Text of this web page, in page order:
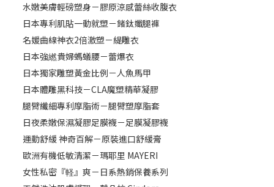
水嫩美膚輕磅塑身－膠原涼感蕾絲收腹衣
日本專利肌貼一動就塑－鍺鈦孅腿褲
名媛曲線神衣2倍激塑－緹雕衣
日本強繎貴婦螞蟻腰－蕾爆衣
日本獨家雕塑黃金比例－人魚馬甲
日本體雕黑科技－CLA魔塑精華凝膠
腿臂纖細專利摩脂術－腿臂塑摩脂套
日夜柔嫩保濕凝膠足膜襪－足膜凝膠襪
運動舒緩 神奇百解－原裝進口舒緩膏
歐洲有機低敏清潔－瑪耶里 MAYERI
女性私密『軽』爽－日系熱銷保養系列